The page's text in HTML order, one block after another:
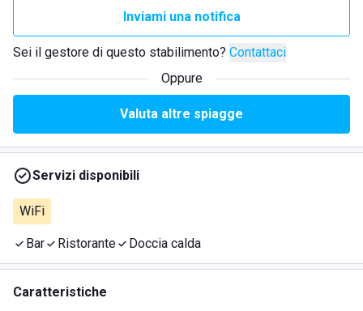
Inviami una notifica
Sei il gestore di questo stabilimento? Contattaci
Oppure
Valuta altre spiagge
Servizi disponibili
WiFi
Bar Ristorante Doccia calda
Caratteristiche